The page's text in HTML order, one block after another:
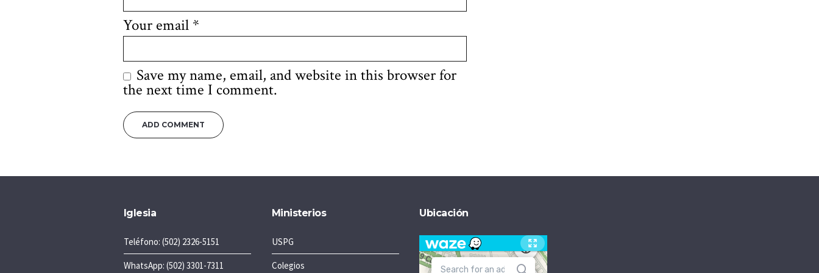
Your email *
Save my name, email, and website in this browser for
the next time I comment.
Iglesia
Teléfono: (502) 2326-5151
WhatsApp: (502) 3301-7311
Ministerios
USPG
Colegios
Ubicación